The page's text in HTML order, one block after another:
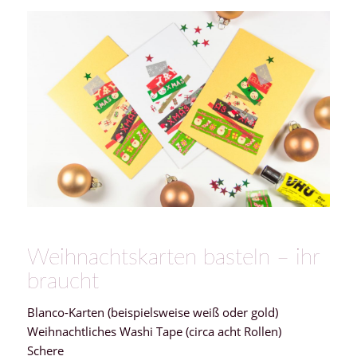
Weihnachtskarten basteln – ihr
braucht
Blanco-Karten (beispielsweise weiß oder gold)
Weihnachtliches Washi Tape (circa acht Rollen)
Schere